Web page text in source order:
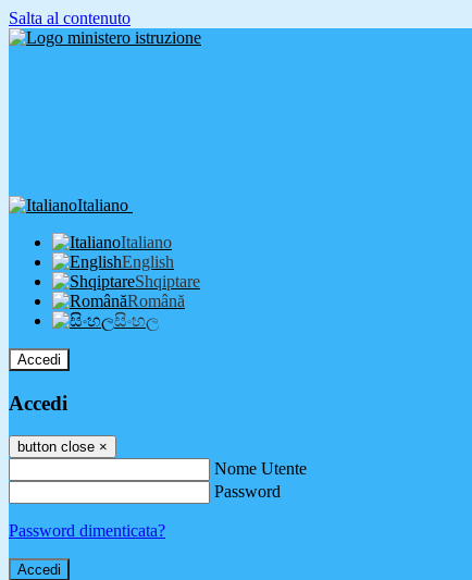
Salta al contenuto
Italiano
Italiano
English
Shqiptare
Română
සිංහල
Accedi
Accedi
button close ×
Nome Utente
Password
Password dimenticata?